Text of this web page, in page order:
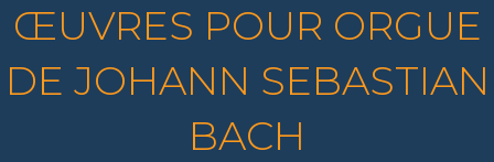
ŒUVRES POUR ORGUE
DE JOHANN SEBASTIAN
BACH